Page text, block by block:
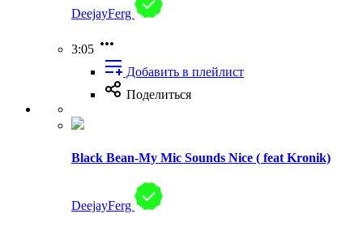
DeejayFerg
3:05
Добавить в плейлист
Поделиться
Black Bean-My Mic Sounds Nice ( feat Kronik)
DeejayFerg